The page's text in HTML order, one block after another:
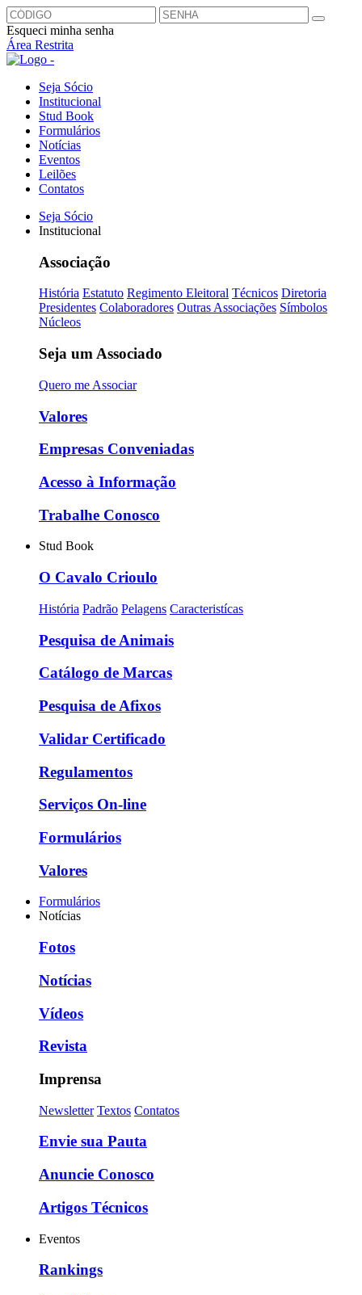
Esqueci minha senha
Área Restrita
Seja Sócio
Institucional
Stud Book
Formulários
Notícias
Eventos
Leilões
Contatos
Seja Sócio
Institucional
Associação
História Estatuto Regimento Eleitoral Técnicos Diretoria
Presidentes Colaboradores Outras Associações Símbolos
Núcleos
Seja um Associado
Quero me Associar
Valores
Empresas Conveniadas
Acesso à Informação
Trabalhe Conosco
Stud Book
O Cavalo Crioulo
História Padrão Pelagens Caracteristícas
Pesquisa de Animais
Catálogo de Marcas
Pesquisa de Afixos
Validar Certificado
Regulamentos
Serviços On-line
Formulários
Valores
Formulários
Notícias
Fotos
Notícias
Vídeos
Revista
Imprensa
Newsletter Textos Contatos
Envie sua Pauta
Anuncie Conosco
Artigos Técnicos
Eventos
Rankings